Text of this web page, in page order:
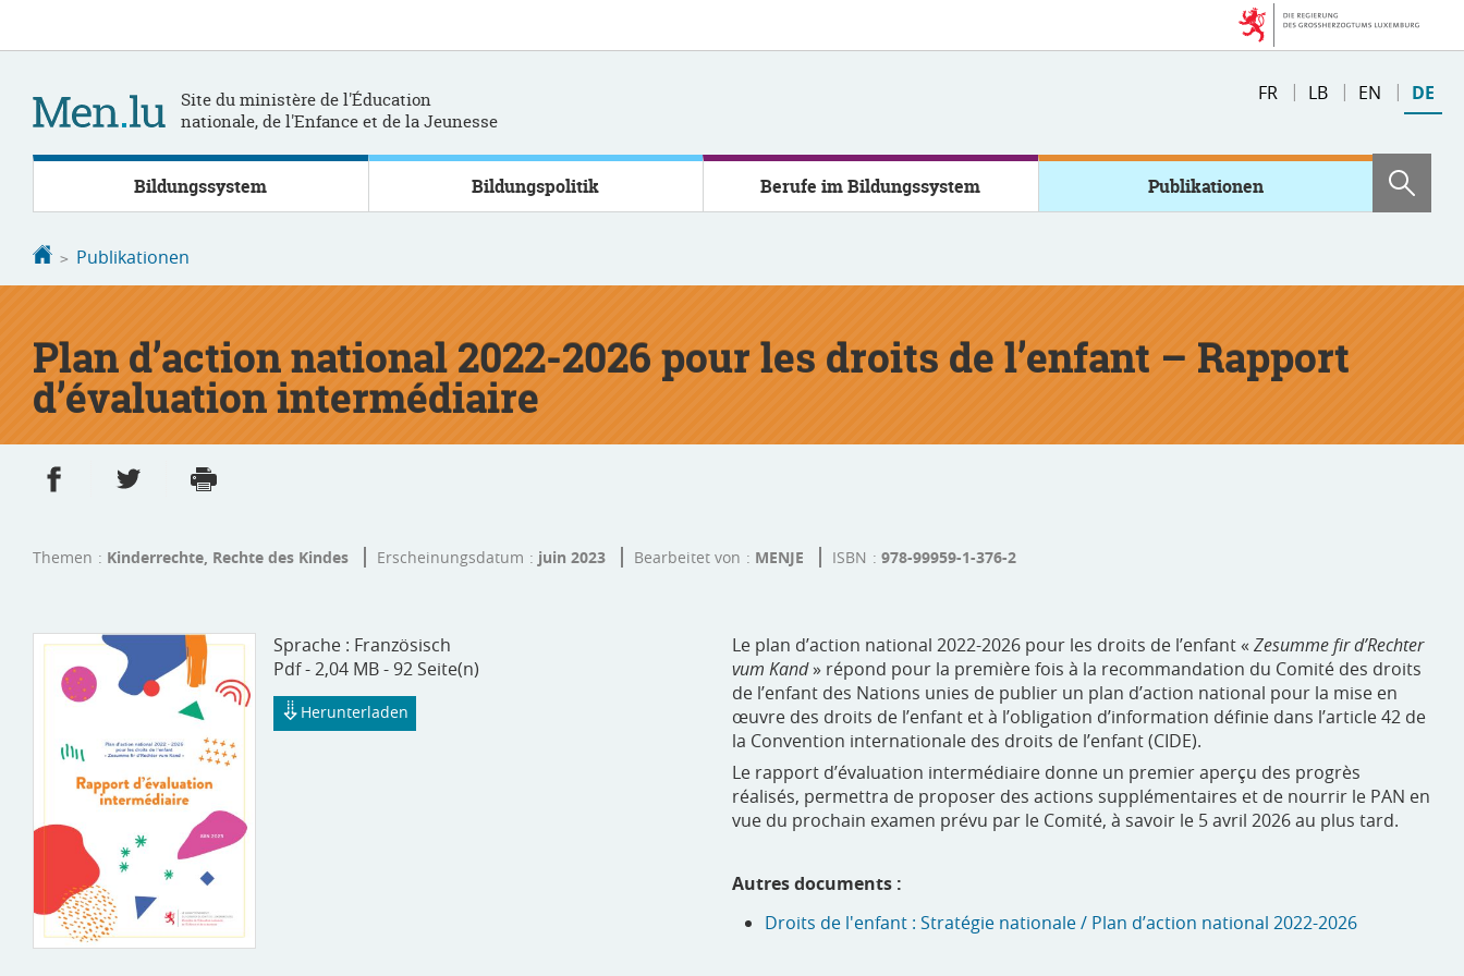
Site du ministère de l'Éducation
nationale, de l'Enfance et de la Jeunesse
Sprache
wechseln
FR LB EN DE
Bildungssystem Bildungspolitik Berufe im Bildungssystem Publikationen
Startseite
Publikationen
Plan d’action national 2022-2026 pour les droits de l’enfant – Rapport
d’évaluation intermédiaire
Partager sur Facebook
Partager sur Twitter
Themen Kinderrechte, Rechte des Kindes Erscheinungsdatum juin 2023 Bearbeitet von MENJE ISBN 978-99959-1-376-2
Sprache : Französisch
Pdf - 2,04 MB - 92 Seite(n)
Herunterladen
Le plan d’action national 2022-2026 pour les droits de l’enfant « Zesumme fir d’Rechter
vum Kand» répond pour la première fois à la recommandation du Comité des droits
de l’enfant des Nations unies de publier un plan d’action national pour la mise en
œuvre des droits de l’enfant et à l’obligation d’information définie dans l’article 42 de
la Convention internationale des droits de l’enfant (CIDE).
Le rapport d’évaluation intermédiaire donne un premier aperçu des progrès
réalisés, permettra de proposer des actions supplémentaires et de nourrir le PAN en
vue du prochain examen prévu par le Comité, à savoir le 5 avril 2026 au plus tard.
Autres documents :
Droits de l'enfant : Stratégie nationale / Plan d’action national 2022-2026